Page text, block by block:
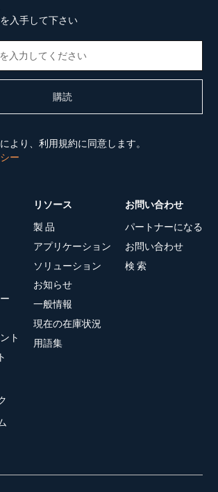
入手して下さい
より、利用規約に同意します。
ー
ト
リソース
製 品
アプリケーション
ソリューション
お知らせ
一般情報
現在の在庫状況
用語集
お問い合わせ
パートナーになる
お問い合わせ
検 索